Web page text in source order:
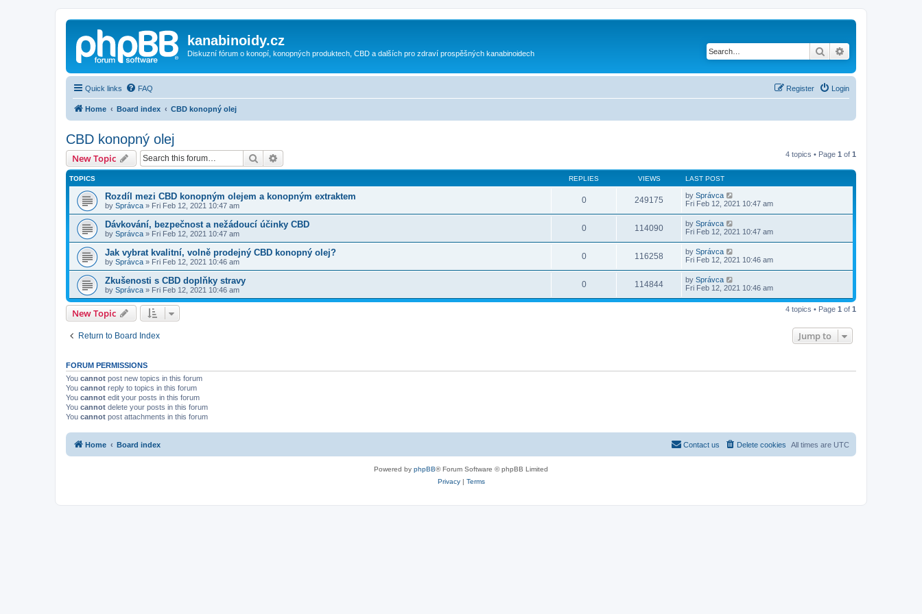
kanabinoidy.cz
Diskuzní fórum o konopí, konopných produktech, CBD a dalších pro zdraví prospěšných kanabinoidech Search
Quick links FAQ Login
Register
Home Board index CBD konopný olej
CBD konopný olej
New Topic Search 4 topics • Page 1 of 1
TOPICS REPLIES VIEWS LAST POST
Rozdíl mezi CBD konopným olejem a konopným extraktem
by Správca » Fri Feb 12, 2021 10:47 am
0 249175 by Správca
Fri Feb 12, 2021 10:47 am
Dávkování, bezpečnost a nežádoucí účinky CBD
by Správca » Fri Feb 12, 2021 10:47 am
0 114090 by Správca
Fri Feb 12, 2021 10:47 am
Jak vybrat kvalitní, volně prodejný CBD konopný olej?
by Správca » Fri Feb 12, 2021 10:46 am
0 116258 by Správca
Fri Feb 12, 2021 10:46 am
Zkušenosti s CBD doplňky stravy
by Správca » Fri Feb 12, 2021 10:46 am
0 114844 by Správca
Fri Feb 12, 2021 10:46 am
New Topic 4 topics • Page 1 of 1
Return to Board Index Jump to
FORUM PERMISSIONS
You cannot post new topics in this forum
You cannot reply to topics in this forum
You cannot edit your posts in this forum
You cannot delete your posts in this forum
You cannot post attachments in this forum
Home Board index All times are UTC
Delete cookies
Contact us
Powered by phpBB® Forum Software © phpBB Limited
Privacy| Terms